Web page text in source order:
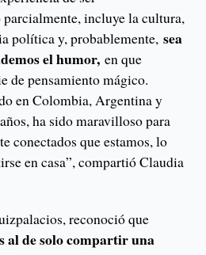
incluye la cultura,
política y, probablemente, sea
el humor, en que
de pensamiento mágico.
en Colombia, Argentina y
ha sido maravilloso para
conectados que estamos, lo
en casa”, compartió Claudia
reconoció que
al de solo compartir una